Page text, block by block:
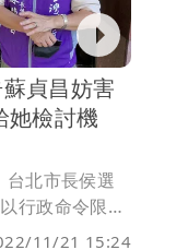
貞昌妨害
檢討機
台北市長侯選
行政命令限制
法》保障的公
11/21 15:24